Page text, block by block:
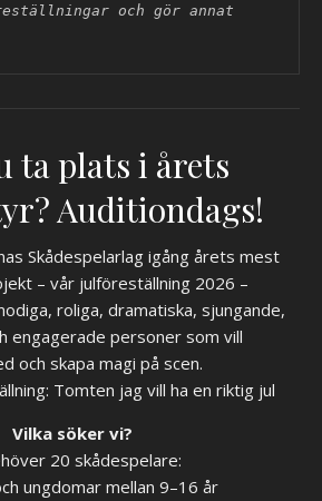
och gör annat
ta plats i årets
Auditiondags!
Skådespelarlag igång årets mest
– vår julföreställning 2026 –
roliga, dramatiska, sjungande,
engagerade personer som vill
och skapa magi på scen.
Tomten jag vill ha en riktig jul
Vilka söker vi?
20 skådespelare:
ungdomar mellan 9–16 år